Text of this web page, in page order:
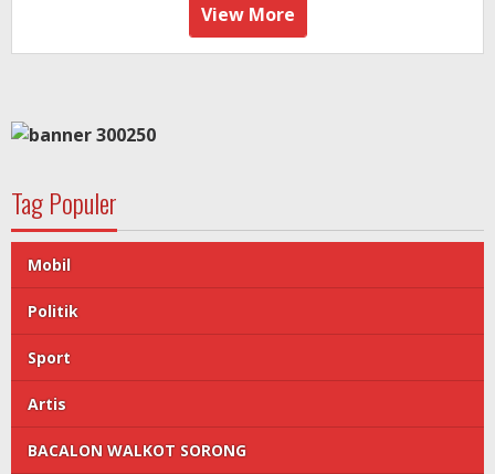
View More
Tag Populer
Mobil
Politik
Sport
Artis
BACALON WALKOT SORONG